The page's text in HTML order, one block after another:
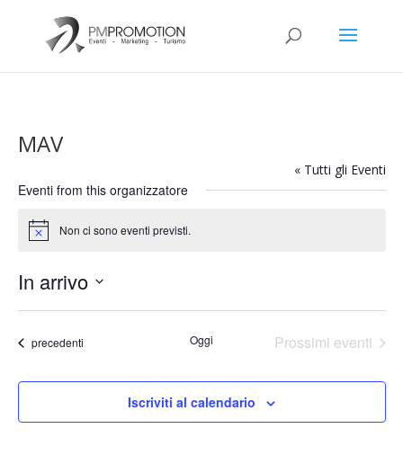
MAV
« Tutti gli Eventi
Eventi from this organizzatore
Notice Non ci sono eventi previsti.
In arrivo
data.Eventi
precedenti Oggi Prossimi eventi
Iscriviti al calendario